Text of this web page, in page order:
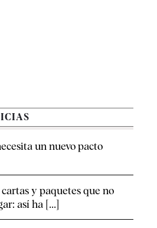
un nuevo pacto
y paquetes que no
así ha [...]